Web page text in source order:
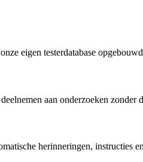
eigen testerdatabase
aan onderzoeken
herinneringen, instructies